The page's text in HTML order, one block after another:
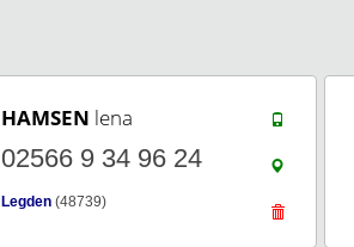
HAMSEN lena
02566 9 34 96 24
Legden (48739)